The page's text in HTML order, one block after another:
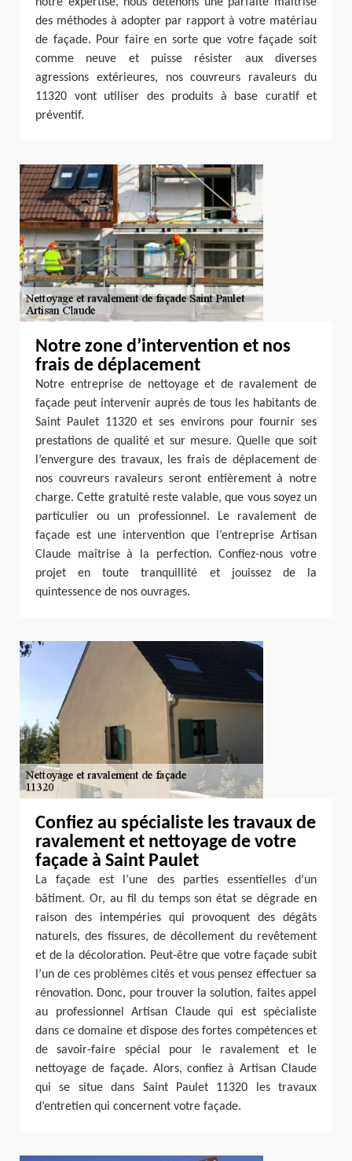
des méthodes à adopter par rapport à votre matériau
de façade. Pour faire en sorte que votre façade soit
comme neuve et puisse résister aux diverses
agressions extérieures, nos couvreurs ravaleurs du
11320 vont utiliser des produits à base curatif et
préventif.
Notre zone d’intervention et nos
frais de déplacement
Notre entreprise de nettoyage et de ravalement de
façade peut intervenir auprès de tous les habitants de
Saint Paulet 11320 et ses environs pour fournir ses
prestations de qualité et sur mesure. Quelle que soit
l’envergure des travaux, les frais de déplacement de
nos couvreurs ravaleurs seront entièrement à notre
charge. Cette gratuité reste valable, que vous soyez un
particulier ou un professionnel. Le ravalement de
façade est une intervention que l’entreprise Artisan
Claude maîtrise à la perfection. Confiez-nous votre
projet en toute tranquillité et jouissez de la
quintessence de nos ouvrages.
Confiez au spécialiste les travaux de
ravalement et nettoyage de votre
façade à Saint Paulet
La façade est l’une des parties essentielles d’un
bâtiment. Or, au fil du temps son état se dégrade en
raison des intempéries qui provoquent des dégâts
naturels, des fissures, de décollement du revêtement
et de la décoloration. Peut-être que votre façade subit
l’un de ces problèmes cités et vous pensez effectuer sa
rénovation. Donc, pour trouver la solution, faites appel
au professionnel Artisan Claude qui est spécialiste
dans ce domaine et dispose des fortes compétences et
de savoir-faire spécial pour le ravalement et le
nettoyage de façade. Alors, confiez à Artisan Claude
qui se situe dans Saint Paulet 11320 les travaux
d’entretien qui concernent votre façade.